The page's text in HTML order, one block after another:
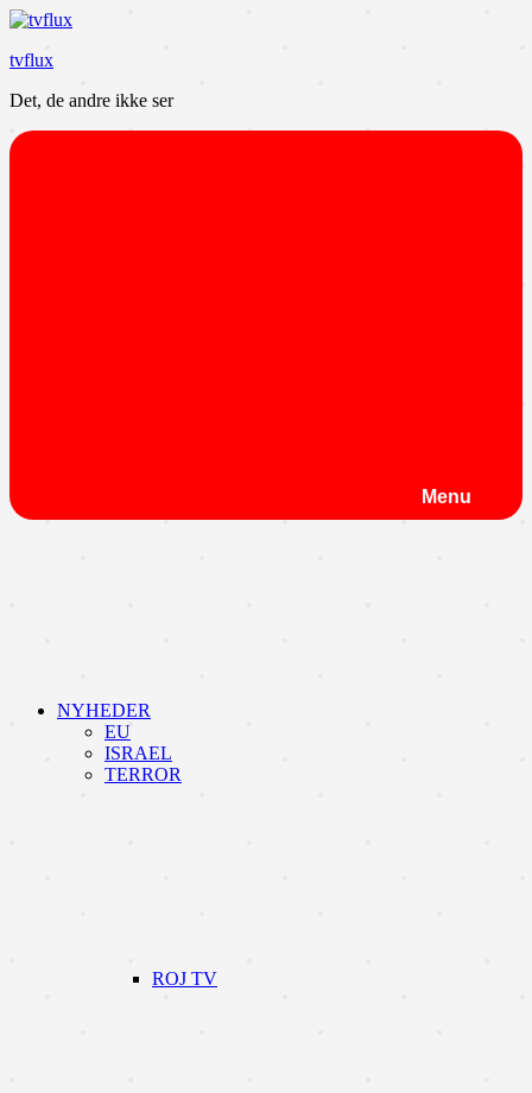
Videre
indhold
tvflux
Det, de andre ikke ser
Menu
NYHEDER
EU
ISRAEL
TERROR
ROJ TV